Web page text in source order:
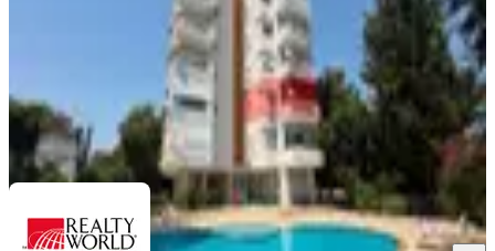
32.000 ₺
REALTY WORLD Poyraz Gayrimenkul​Emre Güner
Ara